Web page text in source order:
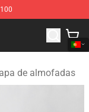
de almofadas